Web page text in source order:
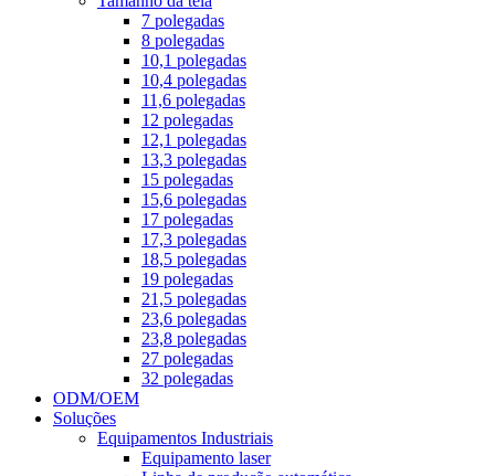
7 polegadas
8 polegadas
10,1 polegadas
10,4 polegadas
11,6 polegadas
12 polegadas
12,1 polegadas
13,3 polegadas
15 polegadas
15,6 polegadas
17 polegadas
17,3 polegadas
18,5 polegadas
19 polegadas
21,5 polegadas
23,6 polegadas
23,8 polegadas
27 polegadas
32 polegadas
ODM/OEM
Soluções
Equipamentos Industriais
Equipamento laser